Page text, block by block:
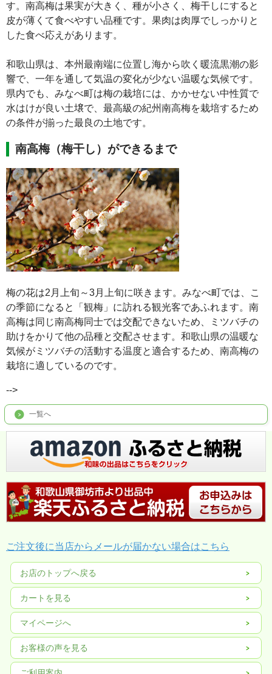
す。南高梅は果実が大きく、種が小さく、梅干しにすると
皮が薄くて食べやすい品種です。果肉は肉厚でしっかりと
した食べ応えがあります。
和歌山県は、本州最南端に位置し海から吹く暖流黒潮の影
響で、一年を通して気温の変化が少ない温暖な気候です。
県内でも、みなべ町は梅の栽培には、かかせない中性質で
水はけが良い土壌で、最高級の紀州南高梅を栽培するため
の条件が揃った最良の土地です。
南高梅（梅干し）ができるまで
梅の花は2月上旬～3月上旬に咲きます。みなべ町では、こ
の季節になると「観梅」に訪れる観光客であふれます。南
高梅は同じ南高梅同士では交配できないため、ミツバチの
助けをかりて他の品種と交配させます。和歌山県の温暖な
気候がミツバチの活動する温度と適合するため、南高梅の
栽培に適しているのです。
-->
一覧へ
ご注文後に当店からメールが届かない場合はこちら
お店のトップへ戻る
カートを見る
マイページへ
お客様の声を見る